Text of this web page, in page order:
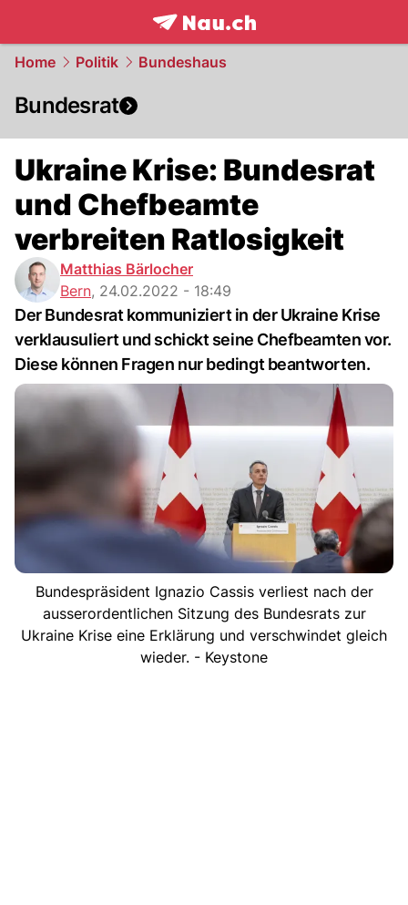
frontpage.NAU.ch
Home Politik Bundeshaus
Bundesrat
Ukraine Krise: Bundesrat
und Chefbeamte
verbreiten Ratlosigkeit
Matthias Bärlocher
Bern, 24.02.2022 - 18:49
Der Bundesrat kommuniziert in der Ukraine Krise
verklausuliert und schickt seine Chefbeamten vor.
Diese können Fragen nur bedingt beantworten.
Bundespräsident Ignazio Cassis verliest nach der
ausserordentlichen Sitzung des Bundesrats zur
Ukraine Krise eine Erklärung und verschwindet gleich
wieder. - Keystone